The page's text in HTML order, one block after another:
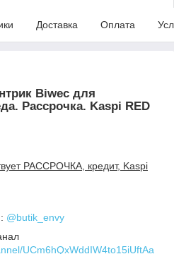
Доставка Оплата
Biwec для
Рассрочка. Kaspi RED
РАССРОЧКА, кредит, Kaspi
@butik_envy
UCm6hQxWddIW4to15iUftAa